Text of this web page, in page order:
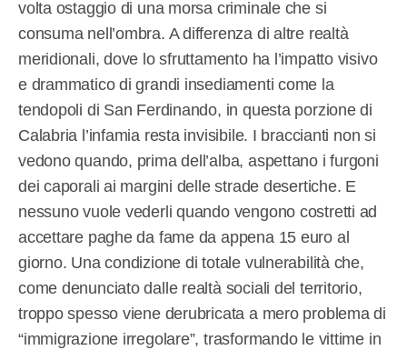
volta ostaggio di una morsa criminale che si
consuma nell’ombra. A differenza di altre realtà
meridionali, dove lo sfruttamento ha l’impatto visivo
e drammatico di grandi insediamenti come la
tendopoli di San Ferdinando, in questa porzione di
Calabria l’infamia resta invisibile. I braccianti non si
vedono quando, prima dell’alba, aspettano i furgoni
dei caporali ai margini delle strade desertiche. E
nessuno vuole vederli quando vengono costretti ad
accettare paghe da fame da appena 15 euro al
giorno. Una condizione di totale vulnerabilità che,
come denunciato dalle realtà sociali del territorio,
troppo spesso viene derubricata a mero problema di
“immigrazione irregolare”, trasformando le vittime in